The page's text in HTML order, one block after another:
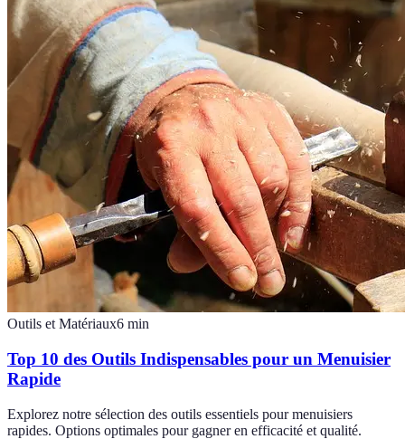
Outils et Matériaux6 min
Top 10 des Outils Indispensables pour un Menuisier
Rapide
Explorez notre sélection des outils essentiels pour menuisiers
rapides. Options optimales pour gagner en efficacité et qualité.